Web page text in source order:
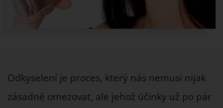
Odkyselení je proces, který nás nemusí nijak
zásadně omezovat, ale jehož účinky už po pár